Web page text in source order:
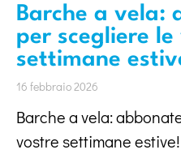
Barche a vela:
per scegliere le
settimane
16 febbraio 2026
Barche a vela:
vostre settimane